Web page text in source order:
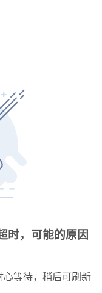
时，可能的原因
心等待，稍后可刷新